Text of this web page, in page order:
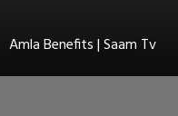
Amla Benefits | Saam Tv